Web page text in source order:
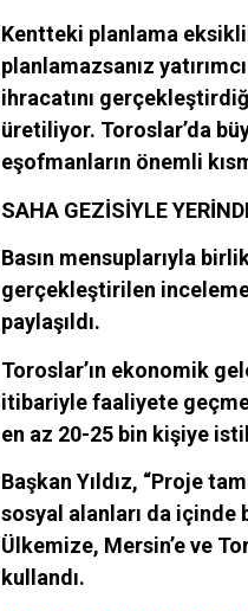
Kentteki planlama
planlamazsanız
ihracatını
üretiliyor. Toroslar’da
eşofmanların önemli
SAHA GEZİSİYLE
Basın mensuplarıyla
gerçekleştirilen
paylaşıldı.
Toroslar’ın ekonomik
itibariyle faaliyete
en az 20-25 bin kişiye
Başkan Yıldız, “Proje
sosyal alanları da içinde
Ülkemize, Mersin’e ve
kullandı.